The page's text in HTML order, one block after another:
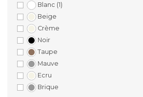
Blanc (1)
Beige
Crème
Noir
Taupe
Mauve
Ecru
Brique